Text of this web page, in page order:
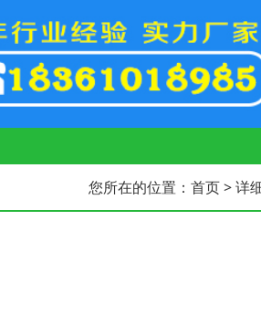
您所在的位置： 首页> 详